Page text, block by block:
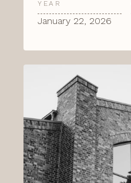
YEAR
January 22, 2026